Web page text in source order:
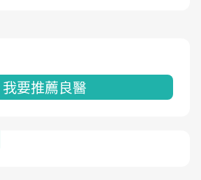
我要推薦良醫